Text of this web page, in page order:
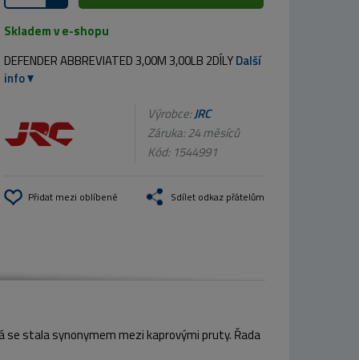
Skladem v e-shopu
DEFENDER ABBREVIATED 3,00M 3,00LB 2DÍLYDalší
info
Výrobce:JRC
Záruka: 24 měsíců
Kód: 1544991
Přidat mezi oblíbené Sdílet odkaz přátelům
se stala synonymem mezi kaprovými pruty. Řada